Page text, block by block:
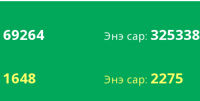
69264 Энэ сар: 325338
1648 Энэ сар: 2275